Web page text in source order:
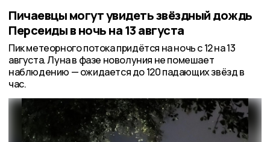
Пичаевцы могут увидеть звёздный дождь
Персеиды в ночь на 13 августа
Пик метеорного потока придётся на ночь с 12 на 13
августа. Луна в фазе новолуния не помешает
наблюдению — ожидается до 120 падающих звёзд в
час.